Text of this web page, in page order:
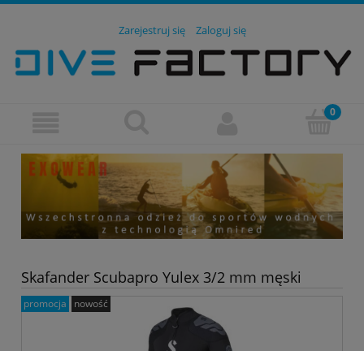
Zarejestruj się Zaloguj się
Skafander Scubapro Yulex 3/2 mm męski
promocja nowość